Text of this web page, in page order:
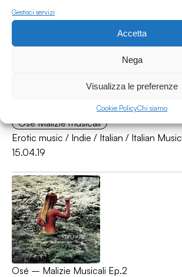
Gestisci servizi
Accetta
Nega
Visualizza le preferenze
Cookie PolicyChi siamo
Osé – Malizie Musicali Ep.2
Osè Malizie musicali
Erotic music / Indie / Italian / Italian Music
15.04.19
Osé – Malizie Musicali Ep.2